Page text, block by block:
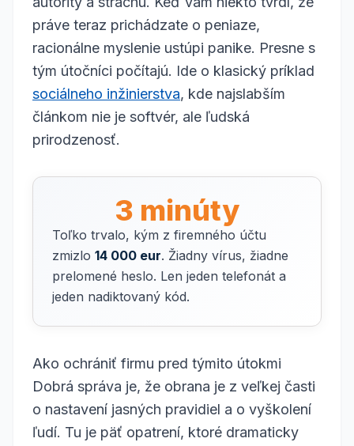
práve teraz prichádzate o peniaze,
racionálne myslenie ustúpi panike. Presne s
tým útočníci počítajú. Ide o klasický príklad
sociálneho inžinierstva, kde najslabším
článkom nie je softvér, ale ľudská
prirodzenosť.
3 minúty
Toľko trvalo, kým z firemného účtu
zmizlo 14 000 eur. Žiadny vírus, žiadne
prelomené heslo. Len jeden telefonát a
jeden nadiktovaný kód.
Ako ochrániť firmu pred týmito útokmi
Dobrá správa je, že obrana je z veľkej časti
o nastavení jasných pravidiel a o vyškolení
ľudí. Tu je päť opatrení, ktoré dramaticky